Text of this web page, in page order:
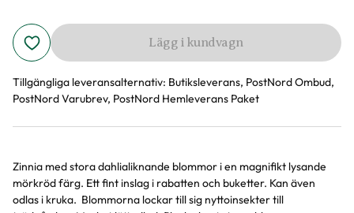
Lägg i kundvagn
Tillgängliga leveransalternativ: Butiksleverans, PostNord Ombud,
PostNord Varubrev, PostNord Hemleverans Paket
Produktinformation
Zinnia med stora dahlialiknande blommor i en magnifikt lysande
mörkröd färg. Ett fint inslag i rabatten och buketter. Kan även
odlas i kruka. Blommorna lockar till sig nyttoinsekter till